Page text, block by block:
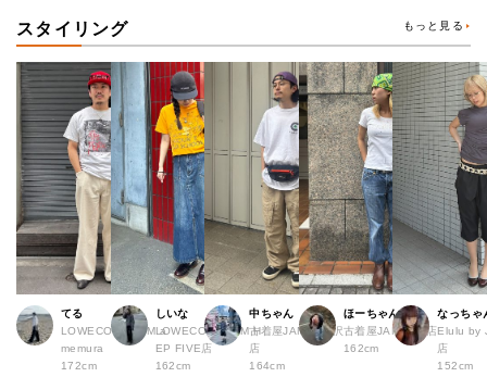
スタイリング もっと見る
てる
LOWECO by JAM a
memura
172cm
しいな
LOWECO by JAM H
EP FIVE店
162cm
中ちゃん
古着屋JAM 下北沢
店
164cm
ほーちゃん
古着屋JAM 広島店
162cm
なっちゃ
Elulu by
店
152cm